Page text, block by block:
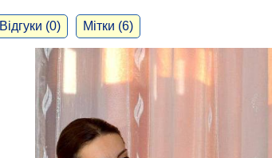
Відгуки (0) Мітки (6)